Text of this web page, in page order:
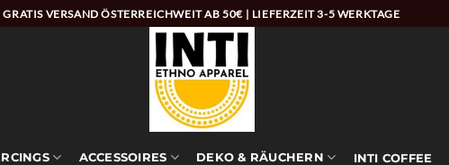
GRATIS VERSAND ÖSTERREICHWEIT AB 50€ | LIEFERZEIT 3-5 WERKTAGE
ACCESSOIRES DEKO & RÄUCHERN INTI COFFEE